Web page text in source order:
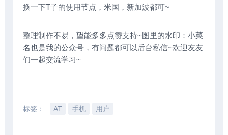
换一下T子的使用节点，米国，新加波都可~
整理制作不易，望能多多点赞支持~图里的水印：小菜
名也是我的公众号，有问题都可以后台私信~欢迎友友
们一起交流学习~
标签： AT 手机 用户